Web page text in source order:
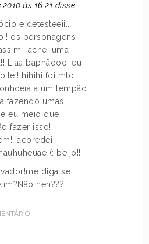
às 16:21 disse:
e detesteeii..
os personagens
achei uma
Liaa baphãooo: eu
hihihi foi mto
a um tempão
fazendo umas
eu meio que
fazer isso!!
acoredei
(: beijo!!
diga se
neh???